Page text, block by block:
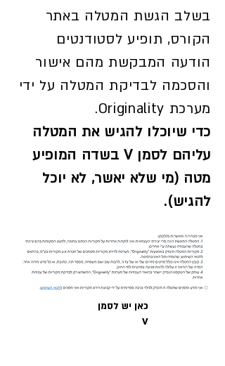
בשלב הגשת המטלה באתר
הקורס, תופיע לסטודנטים
הודעה המבקשת מהם אישור
והסכמה לבדיקת המטלה על ידי
מערכת Originality.
כדי שיוכלו להגיש את המטלה
עליהם לסמן V בשדה המופיע
מטה (מי שלא יאשר, לא יוכל
להגיש).
כאן יש לסמן
V